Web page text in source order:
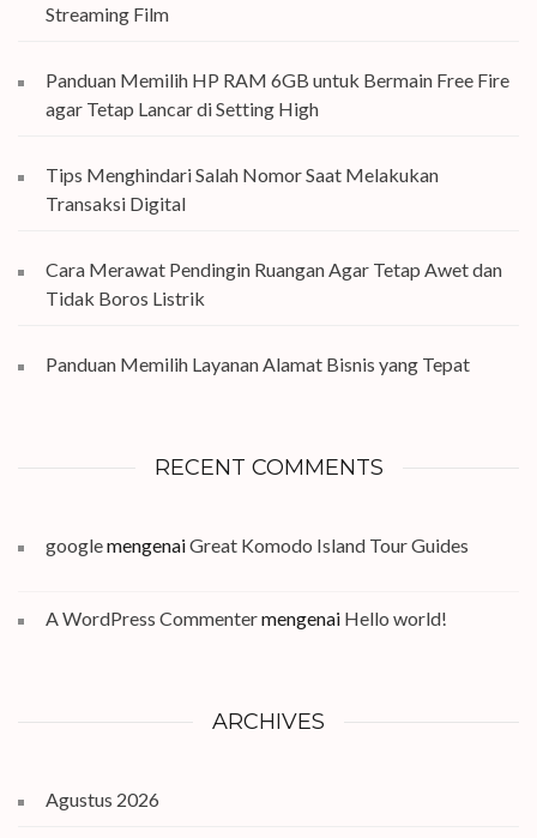
Streaming Film
Panduan Memilih HP RAM 6GB untuk Bermain Free Fire
agar Tetap Lancar di Setting High
Tips Menghindari Salah Nomor Saat Melakukan
Transaksi Digital
Cara Merawat Pendingin Ruangan Agar Tetap Awet dan
Tidak Boros Listrik
Panduan Memilih Layanan Alamat Bisnis yang Tepat
RECENT COMMENTS
googlemengenaiGreat Komodo Island Tour Guides
A WordPress Commentermengenai Hello world!
ARCHIVES
Agustus 2026